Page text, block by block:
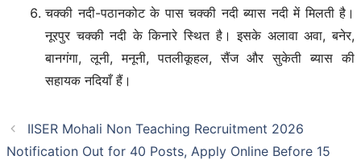
चक्की नदी-पठानकोट के पास चक्की नदी ब्यास नदी में मिलती है।
नूरपुर चक्की नदी के किनारे स्थित है। इसके अलावा अवा, बनेर,
बानगंगा, लूनी, मनूनी, पतलीकूहल, सैंज और सुकेती ब्यास की
सहायक नदियाँ हैं।
IISER Mohali Non Teaching Recruitment 2026
Notification Out for 40 Posts, Apply Online Before 15